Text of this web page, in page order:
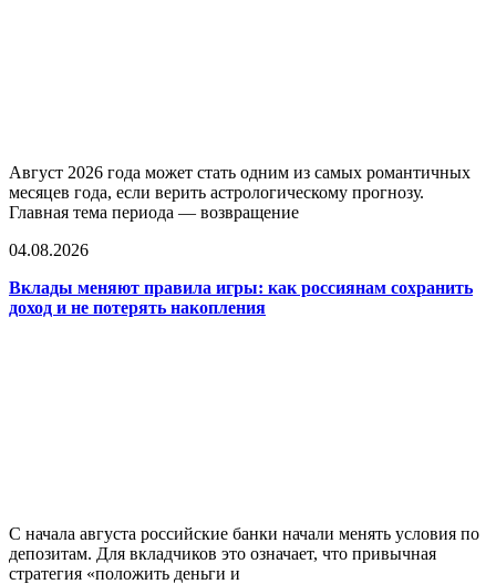
Август 2026 года может стать одним из самых романтичных
месяцев года, если верить астрологическому прогнозу.
Главная тема периода — возвращение
04.08.2026
Вклады меняют правила игры: как россиянам сохранить
доход и не потерять накопления
С начала августа российские банки начали менять условия по
депозитам. Для вкладчиков это означает, что привычная
стратегия «положить деньги и